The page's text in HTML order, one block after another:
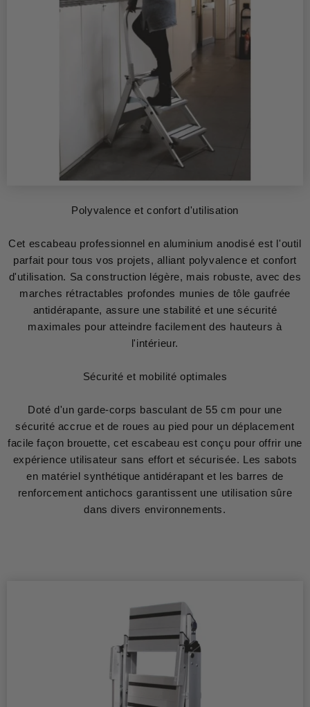
Polyvalence et confort d'utilisation
Cet escabeau professionnel en aluminium anodisé est l'outil
parfait pour tous vos projets, alliant polyvalence et confort
d'utilisation. Sa construction légère, mais robuste, avec des
marches rétractables profondes munies de tôle gaufrée
antidérapante, assure une stabilité et une sécurité
maximales pour atteindre facilement des hauteurs à
l'intérieur.
Sécurité et mobilité optimales
Doté d'un garde-corps basculant de 55 cm pour une
sécurité accrue et de roues au pied pour un déplacement
facile façon brouette, cet escabeau est conçu pour offrir une
expérience utilisateur sans effort et sécurisée. Les sabots
en matériel synthétique antidérapant et les barres de
renforcement antichocs garantissent une utilisation sûre
dans divers environnements.